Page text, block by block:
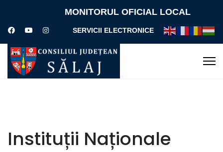
MONITORUL OFICIAL LOCAL
SERVICII ELECTRONICE
Instituții Naționale